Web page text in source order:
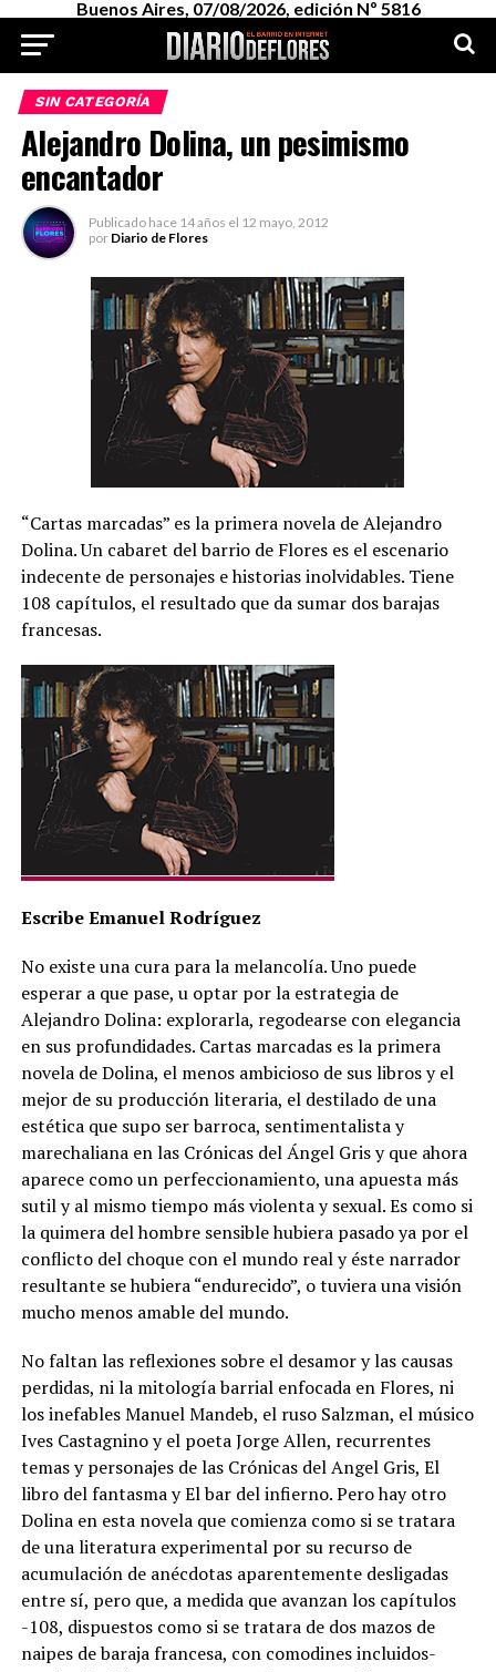
Buenos Aires, 07/08/2026, edición Nº 5816
SIN CATEGORÍA
Alejandro Dolina, un pesimismo
encantador
Publicado hace 14 años el 12 mayo, 2012
por Diario de Flores
“Cartas marcadas” es la primera novela de Alejandro
Dolina. Un cabaret del barrio de Flores es el escenario
indecente de personajes e historias inolvidables. Tiene
108 capítulos, el resultado que da sumar dos barajas
francesas.
Escribe Emanuel Rodríguez
No existe una cura para la melancolía. Uno puede
esperar a que pase, u optar por la estrategia de
Alejandro Dolina: explorarla, regodearse con elegancia
en sus profundidades. Cartas marcadas es la primera
novela de Dolina, el menos ambicioso de sus libros y el
mejor de su producción literaria, el destilado de una
estética que supo ser barroca, sentimentalista y
marechaliana en las Crónicas del Ángel Gris y que ahora
aparece como un perfeccionamiento, una apuesta más
sutil y al mismo tiempo más violenta y sexual. Es como si
la quimera del hombre sensible hubiera pasado ya por el
conflicto del choque con el mundo real y éste narrador
resultante se hubiera “endurecido”, o tuviera una visión
mucho menos amable del mundo.
No faltan las reflexiones sobre el desamor y las causas
perdidas, ni la mitología barrial enfocada en Flores, ni
los inefables Manuel Mandeb, el ruso Salzman, el músico
Ives Castagnino y el poeta Jorge Allen, recurrentes
temas y personajes de las Crónicas del Angel Gris, El
libro del fantasma y El bar del infierno. Pero hay otro
Dolina en esta novela que comienza como si se tratara
de una literatura experimental por su recurso de
acumulación de anécdotas aparentemente desligadas
entre sí, pero que, a medida que avanzan los capítulos
-108, dispuestos como si se tratara de dos mazos de
naipes de baraja francesa, con comodines incluidos-